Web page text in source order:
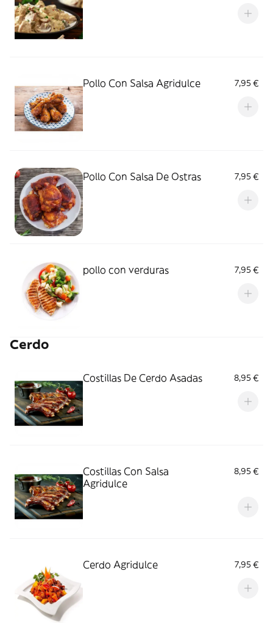
Pollo Con Salsa Agridulce 7,95 €
Pollo Con Salsa De Ostras 7,95 €
pollo con verduras 7,95 €
Cerdo
Costillas De Cerdo Asadas 8,95 €
Costillas Con Salsa
Agridulce
8,95 €
Cerdo Agridulce 7,95 €